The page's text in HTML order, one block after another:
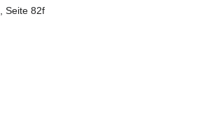
, Seite 82f